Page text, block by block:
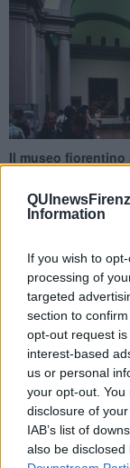
Information
If you wish to
processing of
targeted
section to
opt-out request
interest-based
us or personal
your opt-out.
disclosure of
IAB’s list of
also be
Il museo fiorentino
FIRENZE —Tre
classifica italiana di
assoluta in Italia è la
posto si piazzano gli
per Torino, che si
Museo nazionale
dell'automobile. Per
ottava la
Per un soffio
europea, con un